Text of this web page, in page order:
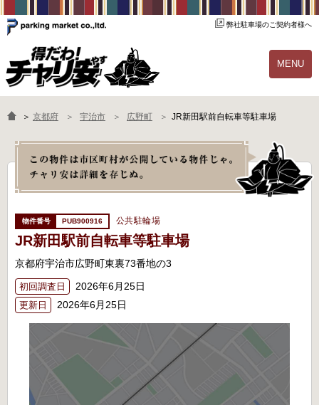
弊社駐車場のご契約者様へ
MENU
物件一覧 ご契約の流れ
よくあるご質問 駐輪場オーナー様へ
＞ 京都府 宇治市 広野町 JR新田駅前自転車等駐車場
PUB900916 公共駐輪場
JR新田駅前自転車等駐車場
京都府宇治市広野町東裏73番地の3
初回調査日 2026年6月25日
更新日 2026年6月25日